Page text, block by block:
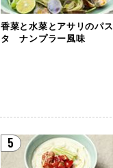
香菜と水菜とアサリのパス
タ ナンプラー風味
5